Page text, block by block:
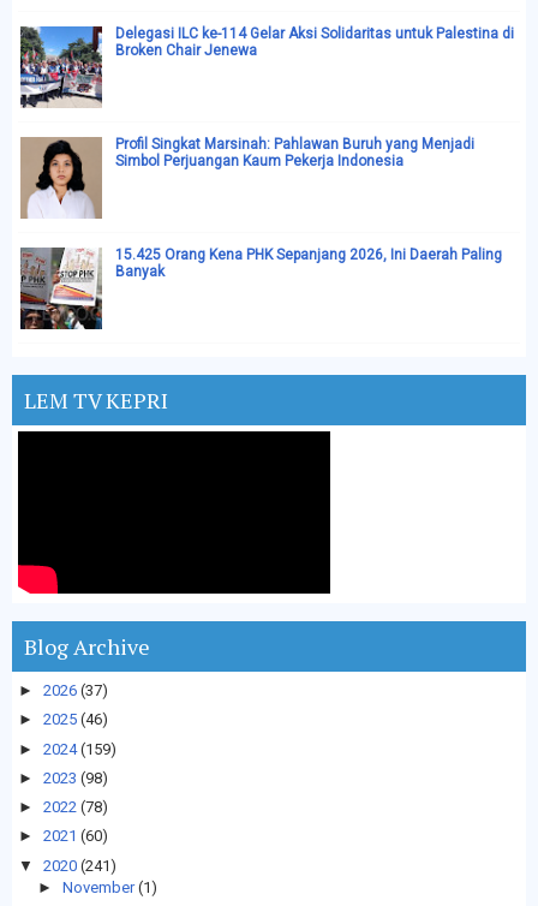
Delegasi ILC ke-114 Gelar Aksi Solidaritas untuk Palestina di
Broken Chair Jenewa
Profil Singkat Marsinah: Pahlawan Buruh yang Menjadi
Simbol Perjuangan Kaum Pekerja Indonesia
15.425 Orang Kena PHK Sepanjang 2026, Ini Daerah Paling
Banyak
LEM TV KEPRI
Blog Archive
► 2026 (37)
► 2025 (46)
► 2024 (159)
► 2023 (98)
► 2022 (78)
► 2021 (60)
▼
2020 (241)
► November (1)